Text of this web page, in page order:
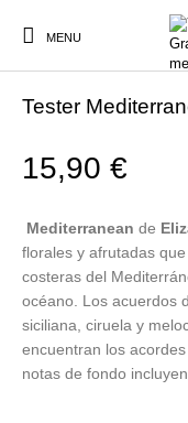
MENU
Decoración
COSMÉTICA
Tester
15,90€
Mediterranean de
florales y afrutadas
costeras del
océano. Los acuerdos
siciliana, ciruela y
encuentran los
notas de fondo